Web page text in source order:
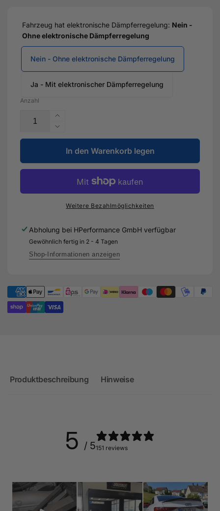
Fahrzeug hat elektronische Dämpferregelung: Nein -
Ohne elektronische Dämpferregelung
Nein - Ohne elektronische Dämpferregelung
Ja - Mit elektronischer Dämpferregelung
Anzahl
Erhöhe
die
Menge
für
KW
V1
Gewindefahrwerk
für
Audi
Verringere
die
Menge
für
KW
Gewindefahrwerk
für
8J
In den Warenkorb legen
Weitere Bezahlmöglichkeiten
Abholung bei HPerformance GmbH verfügbar
Gewöhnlich fertig in 2 - 4 Tagen
Shop-Informationen anzeigen
Produktbeschreibung Hinweise
5 / 5151 reviews